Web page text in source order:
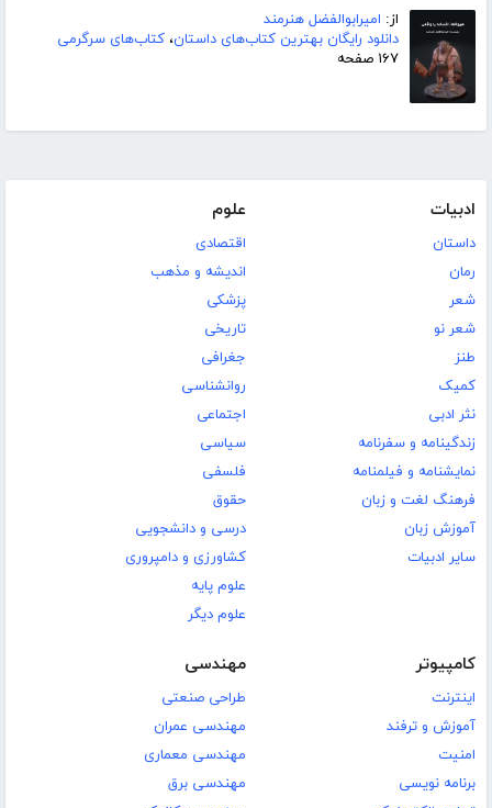
از: امیرابوالفضل هنرمند
دانلود رایگان بهترین کتاب‌های داستان، کتاب‌های سرگرمی
۱۶۷ صفحه
ادبیات
داستان
رمان
شعر
شعر نو
طنز
کمیک
نثر ادبی
زندگینامه و سفرنامه
نمایشنامه و فیلمنامه
فرهنگ لغت و زبان
آموزش زبان
سایر ادبیات
علوم
اقتصادی
اندیشه و مذهب
پزشکی
تاریخی
جغرافی
روانشناسی
اجتماعی
سیاسی
فلسفی
حقوق
درسی و دانشجویی
کشاورزی و دامپروری
علوم پایه
علوم دیگر
کامپیوتر
اینترنت
آموزش و ترفند
امنیت
برنامه نویسی
مهندسی
طراحی صنعتی
مهندسی عمران
مهندسی معماری
مهندسی برق